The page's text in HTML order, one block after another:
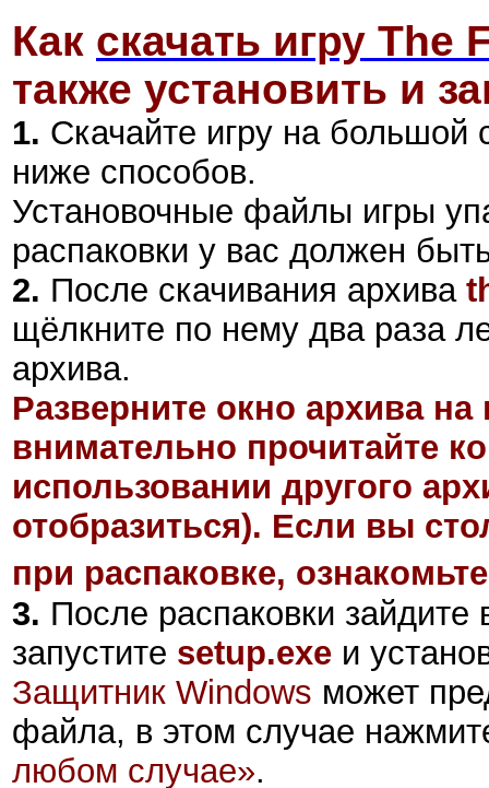
Как скачать игру
также установить и
1. Скачайте игру на большой
ниже способов.
Установочные файлы игры
распаковки у вас должен
2. После скачивания архива
щёлкните по нему два раза
архива.
Разверните окно архива на
внимательно прочитайте
использовании другого
отобразиться). Если вы
при распаковке,
3. После распаковки зайдите
запустите setup.exe и
Защитник Windows может
файла, в этом случае
любом случае».